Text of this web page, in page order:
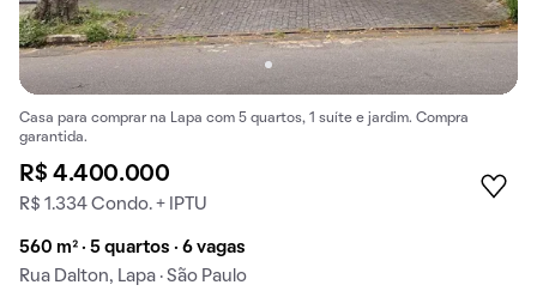
Casa para comprar na Lapa com 5 quartos, 1 suíte e jardim. Compra
garantida.
R$ 4.400.000
R$ 1.334 Condo. + IPTU
560 m² · 5 quartos · 6 vagas
Rua Dalton, Lapa · São Paulo